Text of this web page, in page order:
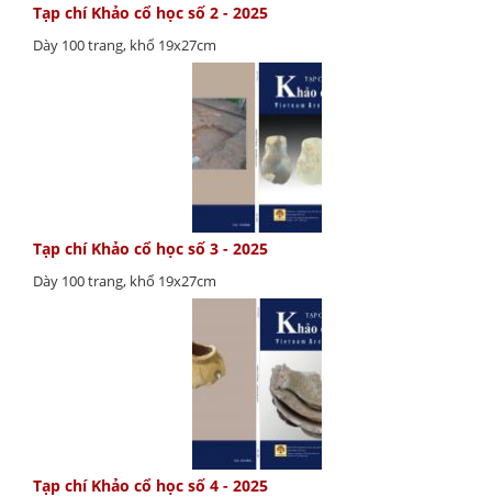
Tạp chí Khảo cổ học số 2 - 2025
Dày 100 trang, khổ 19x27cm
Tạp chí Khảo cổ học số 3 - 2025
Dày 100 trang, khổ 19x27cm
Tạp chí Khảo cổ học số 4 - 2025